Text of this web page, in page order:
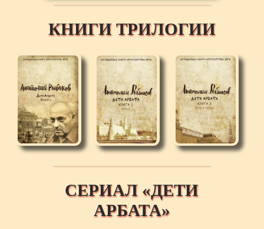
КНИГИ ТРИЛОГИИ
СЕРИАЛ «ДЕТИ
АРБАТА»